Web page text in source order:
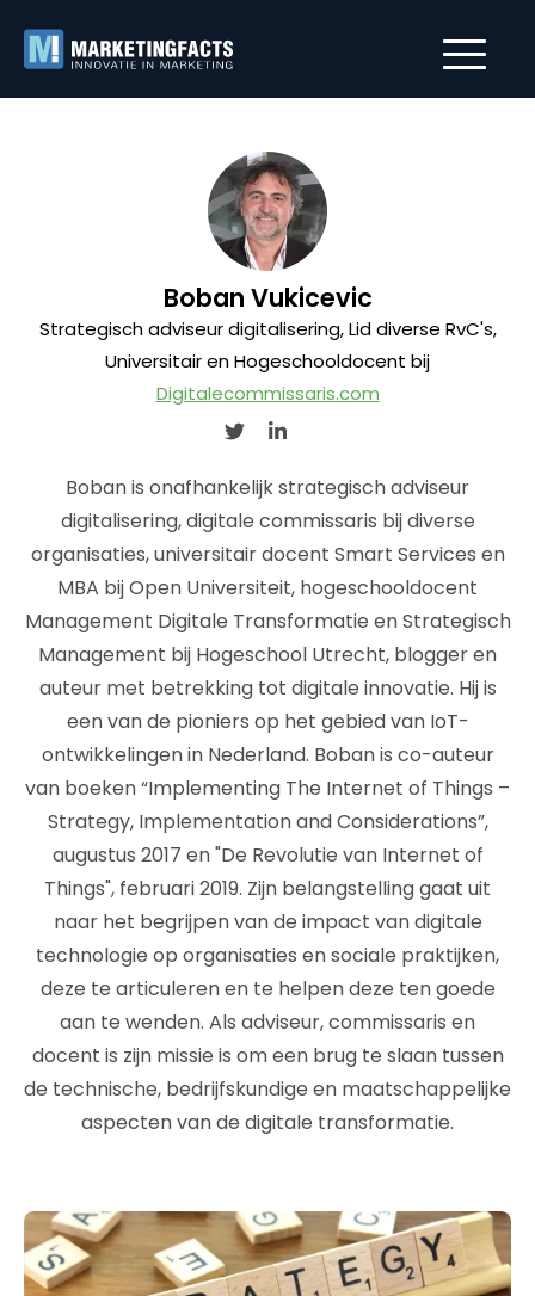
Boban Vukicevic
Strategisch adviseur digitalisering, Lid diverse RvC's,
Universitair en Hogeschooldocent bij
Digitalecommissaris.com
Boban is onafhankelijk strategisch adviseur
digitalisering, digitale commissaris bij diverse
organisaties, universitair docent Smart Services en
MBA bij Open Universiteit, hogeschooldocent
Management Digitale Transformatie en Strategisch
Management bij Hogeschool Utrecht, blogger en
auteur met betrekking tot digitale innovatie. Hij is
een van de pioniers op het gebied van IoT-
ontwikkelingen in Nederland. Boban is co-auteur
van boeken “Implementing The Internet of Things –
Strategy, Implementation and Considerations”,
augustus 2017 en "De Revolutie van Internet of
Things", februari 2019. Zijn belangstelling gaat uit
naar het begrijpen van de impact van digitale
technologie op organisaties en sociale praktijken,
deze te articuleren en te helpen deze ten goede
aan te wenden. Als adviseur, commissaris en
docent is zijn missie is om een brug te slaan tussen
de technische, bedrijfskundige en maatschappelijke
aspecten van de digitale transformatie.